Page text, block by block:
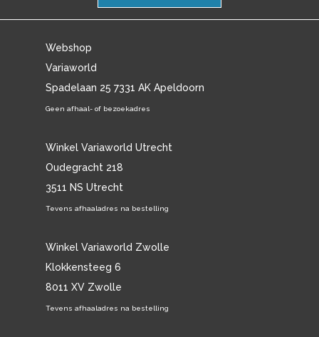
Webshop
Variaworld
Spadelaan 25 7331 AK Apeldoorn
Geen afhaal- of bezoekadres
Winkel Variaworld Utrecht
Oudegracht 218
3511 NS Utrecht
Tevens afhaaladres na bestelling
Winkel Variaworld Zwolle
Klokkensteeg 6
8011 XV Zwolle
Tevens afhaaladres na bestelling